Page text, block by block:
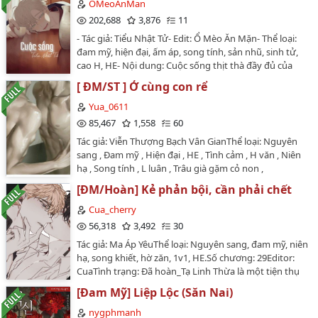
Dũng sĩ trẻ nhiệt huyết vì để chứng minh bản thân đã
một mình đi vào khu rừng kì lạ, mục tiêu chính là đánh
bại Ma Vương.Ai biết, khu rừng này thế nhưng......⚠️1.
Dũng sĩ top x các loại quái vật bot2. Công bị các loại
play, vô phản công, 🕊️ không khiết…
OMeoAnMan
202,688
3,876
11
- Tác giả: Tiểu Nhật Tử- Edit: Ổ Mèo Ăn Mặn- Thể loại:
đam mỹ, hiện đại, ấm áp, song tính, sản nhũ, sinh tử,
cao H, HE- Nội dung: Cuộc sống thịt thà đầy đủ của
một cặp chồng chồng- Số chương: 11 chương- Couple:
Trì Nghị - Hạ Mộc Thần…
[ ĐM/ST ] Ở cùng con rể
Yua_0611
85,467
1,558
60
Tác giả: Viễn Thượng Bạch Vân GianThể loại: Nguyên
sang , Đam mỹ , Hiện đại , HE , Tình cảm , H văn , Niên
hạ , Song tính , L luân , Trâu già gặm cỏ non ,
1v1Nguyên sang / nam nam / hiện đại / trung H / hài
kịch / mỹ nhân thụ / H cóVợ chết vì sinh khó, con trai
khóc thét trời long đất lở. Đứa trẻ chỉ chịu để cho
người bố vợ trẻ tuổi ôm ấp. Công tử hào hoa Cố Hạo
bố vợ.Thói quen sinh hoạt và quan điểm khác biệt, lại
còn phải cùng nhau gánh vác trách nhiệm chăm sóc
con nhỏ, khiến thiếu gia Cố Hạo Ngôn thường xuyên
tức chết.Nhưng mọi thứ đã thay đổi từ sau khi kiểm
tra sức khỏe cho bố vợ.Cơ thể anh dường như bắt đầu
[ĐM/Hoàn] Kẻ phản bội, cần phải chết
Cua_cherry
56,318
3,492
30
Tác giả: Ma Áp YêuThể loại: Nguyên sang, đam mỹ, niên
hạ, song khiết, hờ zăn, 1v1, HE.Số chương: 29Editor:
CuaTình trạng: Đã hoàn_Tạ Linh Thừa là một tiện thụ
mình, cam chịu việc đối phương không ngừng lên
giường với người khác, sống một cuộc đời phóng
[Đam Mỹ] Liệp Lộc (Săn Nai)
nygphmanh